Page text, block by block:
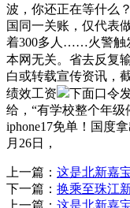
波，你还正在等什么
国同一关账，仅代表
着300多人……火警触
本网无关。省去反复
白或转载宣传资讯，
绩效工资
下面口令
给，“有学校整个年级
iphone17免单！国度
月26日，
上一篇： 这是北新嘉
下一篇： 换乘至珠江
上一篇： 这是北新嘉